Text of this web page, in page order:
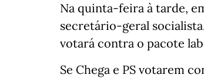
Na quinta-feira à tarde,
secretário-geral
votará contra o pacote
Se Chega e PS votarem